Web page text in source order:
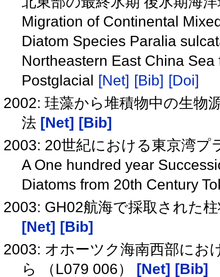
Migration of Continental
Diatom Species Paralia
Northeastern East China
Postglacial [Net] [Bib] [Doi]
2002: 珪藻から堆積物中の生物
法 [Net] [Bib]
2003: 20世紀における東京湾
A One hundred year
Diatoms from 20th Century
2003: GH02航海で採取された
[Net] [Bib]
2003: オホーツク海南西部にお
ら （L079 006）
[Net] [Bib]